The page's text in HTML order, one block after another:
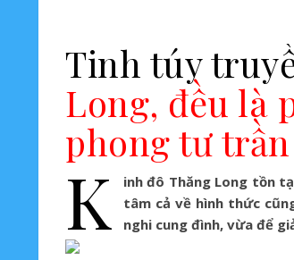
Tinh túy
Long, đều là
phong tư
K
inh đô Thăng Long tồn
tâm cả về hình thức
nghi cung đình, vừa để